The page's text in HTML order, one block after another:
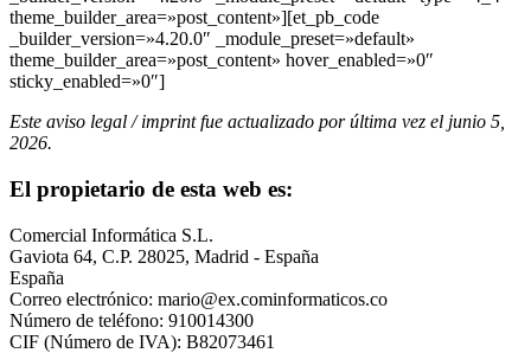
theme_builder_area=»post_content»][et_pb_code
_builder_version=»4.20.0″ _module_preset=»default»
theme_builder_area=»post_content» hover_enabled=»0″
sticky_enabled=»0″]
Este aviso legal / imprint fue actualizado por última vez el junio 5,
2026.
El propietario de esta web es:
Comercial Informática S.L.
Gaviota 64, C.P. 28025, Madrid - España
España
Correo electrónico: mario@ex.cominformaticos.co
Número de teléfono: 910014300
CIF (Número de IVA): B82073461